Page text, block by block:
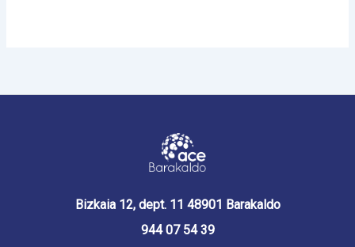
Bizkaia 12, dept. 11 48901 Barakaldo
944 07 54 39